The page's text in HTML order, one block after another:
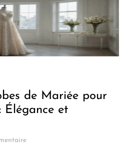
de Mariée pour
Élégance et